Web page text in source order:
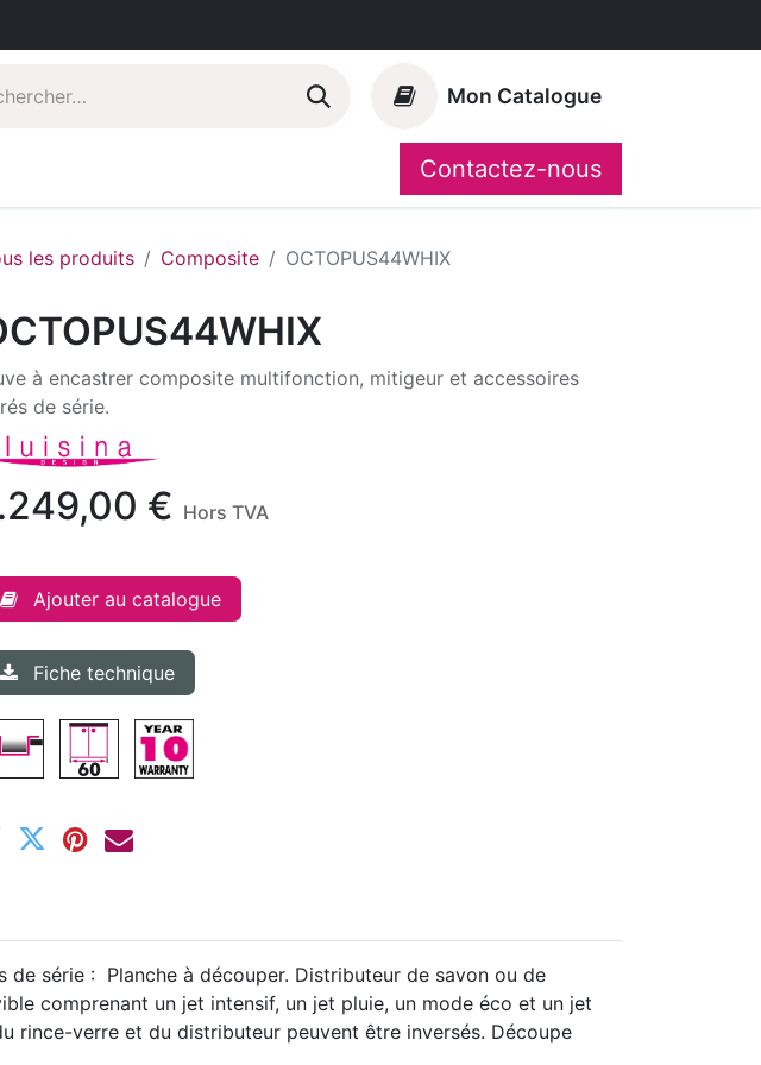
Mon Catalogue
CompoShop
Contactez-nous
les produits Composite OCTOPUS44WHIX
à encastrer composite multifonction, mitigeur et accessoires
de série.
€ Hors TVA
Ajouter au catalogue
Fiche technique
série : Planche à découper. Distributeur de savon ou de
comprenant un jet intensif, un jet pluie, un mode éco et un jet
rince-verre et du distributeur peuvent être inversés. Découpe